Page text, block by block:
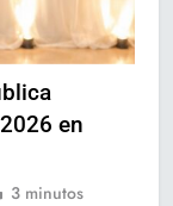
en
3 minutos